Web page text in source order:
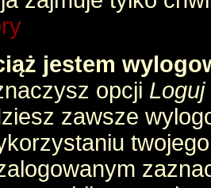
jestem
opcji
zawsze